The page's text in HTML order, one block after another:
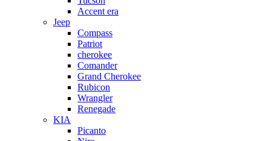
Accent era
Jeep
Compass
Patriot
cherokee
Comander
Grand Cherokee
Rubicon
Wrangler
Renegade
KIA
Picanto